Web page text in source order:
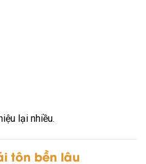
lại nhiều.
tôn bền lâu